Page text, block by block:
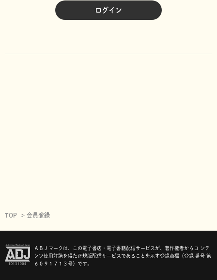
ログイン
TOP 会員登録
ＡＢＪマークは、この電子書店・電子書籍配信サービスが、著作権者からコ ンテ
ンツ使用許諾を得た正規版配信サービスであることを示す登録商標（登録 番号 第
６０９１７１３号）です。